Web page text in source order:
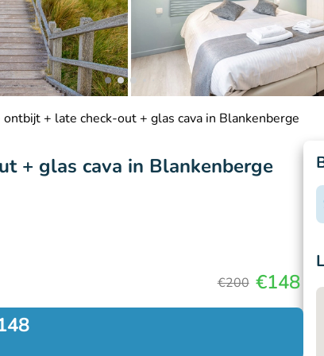
+ late check-out + glas cava in Blankenberge
+ glas cava in Blankenberge
€200 €148